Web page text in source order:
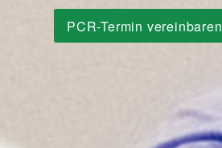
PCR-Termin vereinbaren